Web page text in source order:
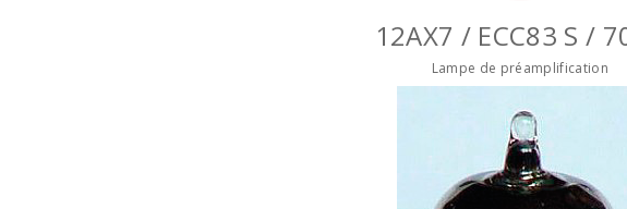
12AX7 / ECC83 S /
Lampe de préamplification